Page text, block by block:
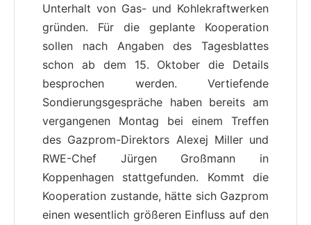
Unterhalt von Gas- und Kohlekraftwerken
gründen. Für die geplante Kooperation
sollen nach Angaben des Tagesblattes
schon ab dem 15. Oktober die Details
besprochen werden. Vertiefende
Sondierungsgespräche haben bereits am
vergangenen Montag bei einem Treffen
des Gazprom-Direktors Alexej Miller und
RWE-Chef Jürgen Großmann in
Koppenhagen stattgefunden. Kommt die
Kooperation zustande, hätte sich Gazprom
einen wesentlich größeren Einfluss auf den